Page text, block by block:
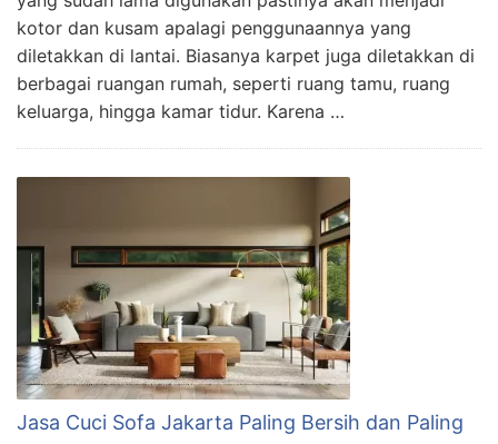
kotor dan kusam apalagi penggunaannya yang
diletakkan di lantai. Biasanya karpet juga diletakkan di
berbagai ruangan rumah, seperti ruang tamu, ruang
keluarga, hingga kamar tidur. Karena …
Jasa Cuci Sofa Jakarta Paling Bersih dan Paling